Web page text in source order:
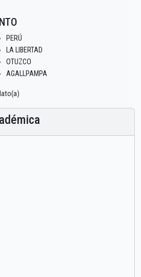
PERÚ
LA LIBERTAD
OTUZCO
AGALLPAMPA